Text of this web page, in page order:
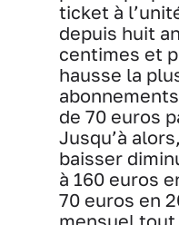
ticket à
depuis huit
centimes et
hausse la
de 70 euros
Jusqu’à
baisser
à 160 euros
70 euros en
mensuel tout